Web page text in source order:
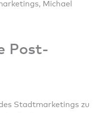
Michael
Post-
Stadtmarketings zu